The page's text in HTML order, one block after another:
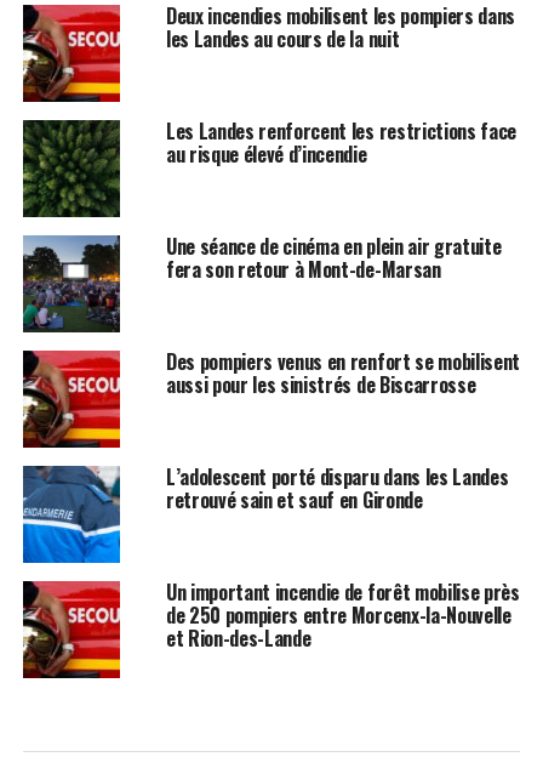
Deux incendies mobilisent les pompiers dans
les Landes au cours de la nuit
Les Landes renforcent les restrictions face
au risque élevé d’incendie
Une séance de cinéma en plein air gratuite
fera son retour à Mont-de-Marsan
Des pompiers venus en renfort se mobilisent
aussi pour les sinistrés de Biscarrosse
L’adolescent porté disparu dans les Landes
retrouvé sain et sauf en Gironde
Un important incendie de forêt mobilise près
de 250 pompiers entre Morcenx-la-Nouvelle
et Rion-des-Lande